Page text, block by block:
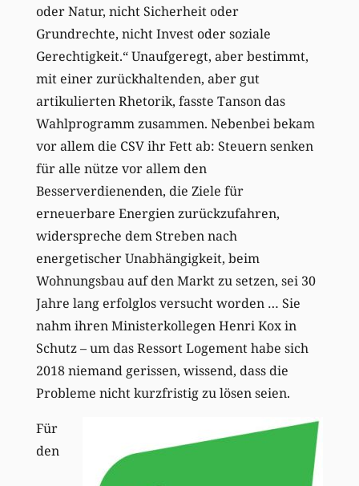
oder Natur, nicht Sicherheit oder
Grundrechte, nicht Invest oder soziale
Gerechtigkeit.“ Unaufgeregt, aber bestimmt,
mit einer zurückhaltenden, aber gut
artikulierten Rhetorik, fasste Tanson das
Wahlprogramm zusammen. Nebenbei bekam
vor allem die CSV ihr Fett ab: Steuern senken
für alle nütze vor allem den
Besserverdienenden, die Ziele für
erneuerbare Energien zurückzufahren,
widerspreche dem Streben nach
energetischer Unabhängigkeit, beim
Wohnungsbau auf den Markt zu setzen, sei 30
Jahre lang erfolglos versucht worden … Sie
nahm ihren Ministerkollegen Henri Kox in
Schutz – um das Ressort Logement habe sich
2018 niemand gerissen, wissend, dass die
Probleme nicht kurzfristig zu lösen seien.
Für
den